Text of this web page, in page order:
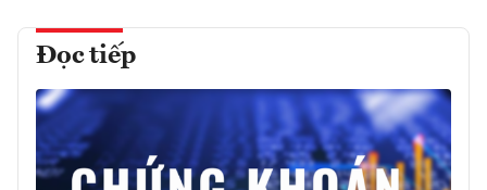
Đọc tiếp